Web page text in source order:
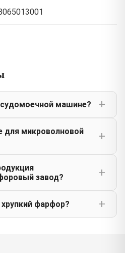
машине?
для микроволновой
завод?
фарфор?